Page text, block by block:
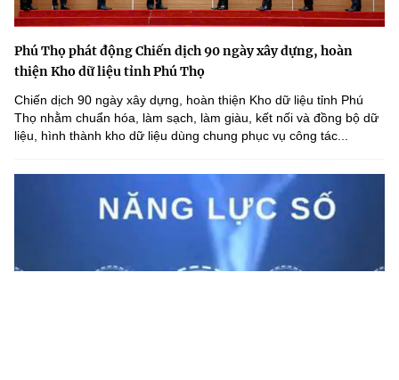
Phú Thọ phát động Chiến dịch 90 ngày xây dựng, hoàn
thiện Kho dữ liệu tỉnh Phú Thọ
Chiến dịch 90 ngày xây dựng, hoàn thiện Kho dữ liệu tỉnh Phú
Thọ nhằm chuẩn hóa, làm sạch, làm giàu, kết nối và đồng bộ dữ
liệu, hình thành kho dữ liệu dùng chung phục vụ công tác...